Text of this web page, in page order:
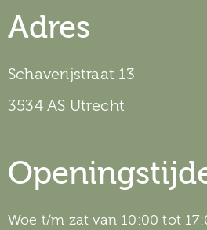
Adres
Schaverijstraat 13
3534 AS Utrecht
Woe t/m zat van 10:00 tot